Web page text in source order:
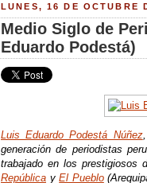
LUNES, 16 DE OCTUBRE
Medio Siglo de
Eduardo Podestá)
Luis Eduardo Podestá Núñez
generación de periodistas
trabajado en los prestigiosos
República yEl Pueblo